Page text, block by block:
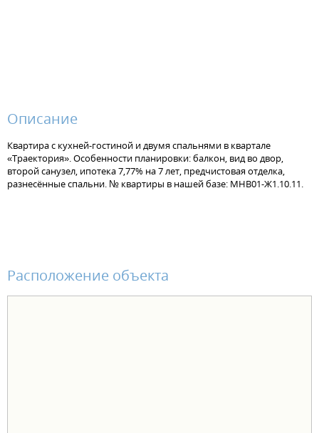
Описание
Квартира с кухней-гостиной и двумя спальнями в квартале
«Траектория». Особенности планировки: балкон, вид во двор,
второй санузел, ипотека 7,77% на 7 лет, предчистовая отделка,
разнесённые спальни. № квартиры в нашей базе: МНВ01-Ж1.10.11.
Расположение объекта